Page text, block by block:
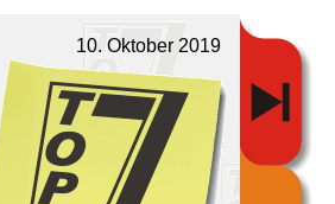
10. Oktober 2019